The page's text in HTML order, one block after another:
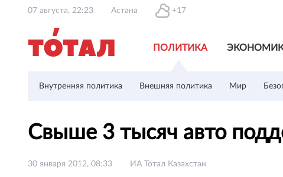
07 августа, 22:23 Астана +17
ПОЛИТИКА
Внутренняя политика Внешняя политика Мир
Свыше 3 тысяч авто
30 января 2012, 08:33 ИА Тотал Казахстан